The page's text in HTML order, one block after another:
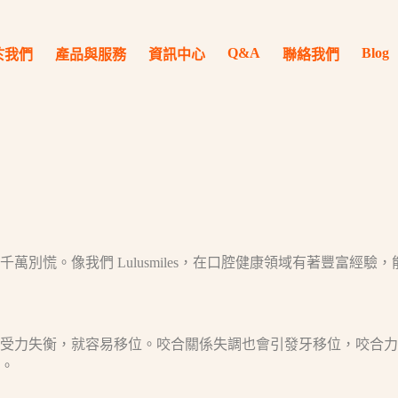
我們 產品與服務 資訊中心 Q&A 聯絡我們 Blog
別慌。像我們 Lulusmiles，在口腔健康領域有著豐富經驗
力失衡，就容易移位。咬合關係失調也會引發牙移位，咬合